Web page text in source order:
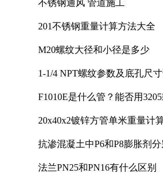
不锈钢通风 管道施工
201不锈钢重量计算方法大全
M20螺纹大径和小径是多少
1-1/4 NPT螺纹参数及底孔尺
F1010E是什么管？能否用
20x40x2镀锌方管单米重量计
抗渗混凝土中P6和P8膨胀剂
法兰PN25和PN16有什么区别